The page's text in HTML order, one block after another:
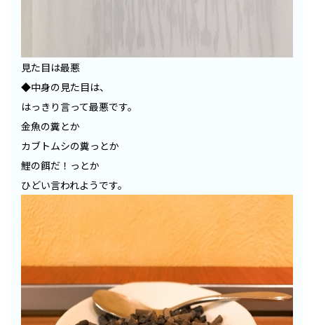
見た目は最悪
◆中身の見た目は、
はっきり言って最悪です。
金魚の糞とか
カブトムシの糞っとか
鯉の餌だ！っとか
ひどい言われようです。